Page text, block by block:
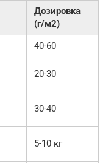
Дозировка
(г/м2)
40-60
20-30
30-40
5-10 кг